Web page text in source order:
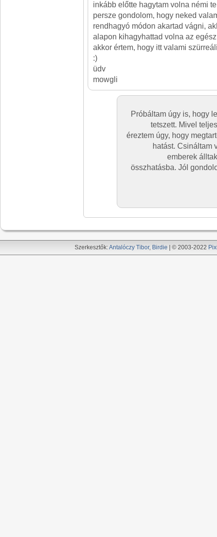
inkább előtte hagytam volna némi
persze gondolom, hogy neked
rendhagyó módon akartad vágni,
alapon kihagyhattad volna az
akkor értem, hogy itt valami
:)
üdv
mowgli
Próbáltam úgy is, hogy
tetszett. Mivel
éreztem úgy, hogy
hatást. Csináltam
emberek
összhatásba. Jól
Szerkesztők:Antalóczy Tibor, Birdie | © 2003-2022